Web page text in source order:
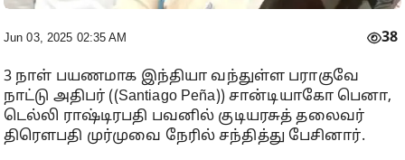
Jun 03, 2025 02:35 AM 38
3 நாள் பயணமாக இந்தியா வந்துள்ள பராகுவே
நாட்டு அதிபர் ((Santiago Peña)) சான்டியாகோ பெனா,
டெல்லி ராஷ்டிரபதி பவனில் குடியரசுத் தலைவர்
திரௌபதி முர்முவை நேரில் சந்தித்து பேசினார்.